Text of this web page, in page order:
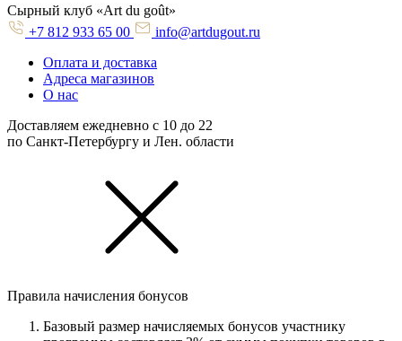
Cырный клуб «Art du goût»
+7 812 933 65 00
info@artdugout.ru
Оплата и доставка
Адреса магазинов
О нас
Доставляем ежедневно с 10 до 22
по Санкт-Петербургу и Лен. области
Правила начисления бонусов
Базовый размер начисляемых бонусов участнику